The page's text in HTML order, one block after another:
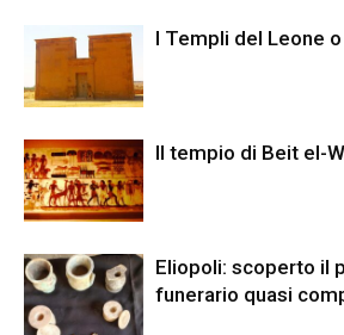
I Templi del Leone
Il tempio di Beit el-
Eliopoli: scoperto il
funerario quasi